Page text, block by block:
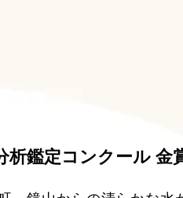
析鑑定コンクール 金